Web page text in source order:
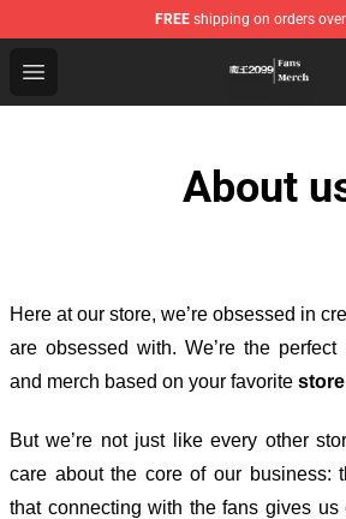
FREE shipping on orders
Open menu
Demon Lord 2099 Store -
About
Here at our store, we’re obsessed in
are obsessed with. We’re the
and merch based on your favorite store
But we’re not just like every other
care about the core of our business:
that connecting with the fans gives